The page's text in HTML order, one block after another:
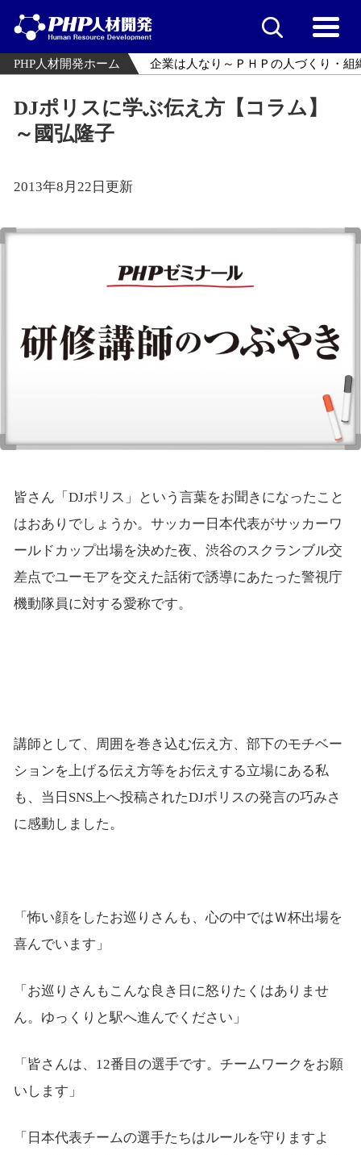
PHP人材開発ホーム 企業は人なり～ＰＨＰの人づくり・組
DJポリスに学ぶ伝え方【コラム】
～國弘隆子
2013年8月22日更新
皆さん「DJポリス」という言葉をお聞きになったこと
はおありでしょうか。サッカー日本代表がサッカーワ
ールドカップ出場を決めた夜、渋谷のスクランブル交
差点でユーモアを交えた話術で誘導にあたった警視庁
機動隊員に対する愛称です。
講師として、周囲を巻き込む伝え方、部下のモチベー
ションを上げる伝え方等をお伝えする立場にある私
も、当日SNS上へ投稿されたDJポリスの発言の巧みさ
に感動しました。
「怖い顔をしたお巡りさんも、心の中ではＷ杯出場を
喜んでいます」
「お巡りさんもこんな良き日に怒りたくはありませ
ん。ゆっくりと駅へ進んでください」
「皆さんは、12番目の選手です。チームワークをお願
いします」
「日本代表チームの選手たちはルールを守りますよ